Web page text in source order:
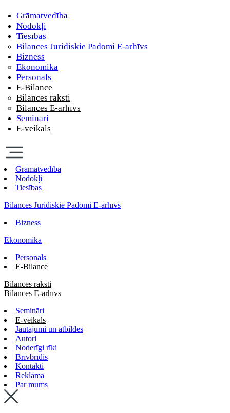
Grāmatvedība
Nodokļi
Tiesības
Bilances Juridiskie Padomi E-arhīvs
Bizness
Ekonomika
Personāls
E-Bilance
Bilances raksti
Bilances E-arhīvs
Semināri
E-veikals
Grāmatvedība
Nodokļi
Tiesības
Bilances Juridiskie Padomi E-arhīvs
Bizness
Ekonomika
Personāls
E-Bilance
Bilances raksti
Bilances E-arhīvs
Semināri
E-veikals
Jautājumi un atbildes
Autori
Noderīgi rīki
Brīvbrīdis
Kontakti
Reklāma
Par mums